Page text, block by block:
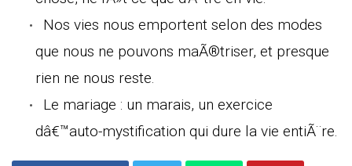
Nos vies nous emportent selon des modes
que nous ne pouvons maÃ®triser, et presque
rien ne nous reste.
Le mariage : un marais, un exercice
dâ€™auto-mystification qui dure la vie entiÃ¨re.